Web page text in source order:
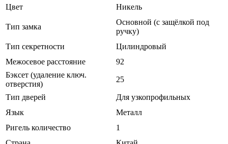
Цвет
Никель
Тип замка
Основной (с защёлкой под
ручку)
Тип секретности
Цилиндровый
Межосевое расстояние
92
Бэксет (удаление ключ.
отверстия)
25
Тип дверей
Для узкопрофильных
Язык
Металл
Ригель количество
1